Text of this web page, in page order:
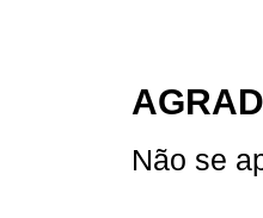
Não se